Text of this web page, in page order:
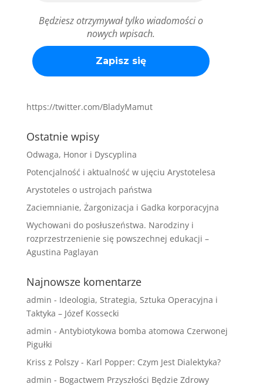
Będziesz otrzymywał tylko wiadomości o
nowych wpisach.
https://twitter.com/BladyMamut
Ostatnie wpisy
Odwaga, Honor i Dyscyplina
Potencjalność i aktualność w ujęciu Arystotelesa
Arystoteles o ustrojach państwa
Zaciemnianie, Żargonizacja i Gadka korporacyjna
Wychowani do posłuszeństwa. Narodziny i
rozprzestrzenienie się powszechnej edukacji –
Agustina Paglayan
Najnowsze komentarze
admin - Ideologia, Strategia, Sztuka Operacyjna i
Taktyka – Józef Kossecki
admin - Antybiotykowa bomba atomowa Czerwonej
Pigułki
Kriss z Polszy- Karl Popper: Czym Jest Dialektyka?
admin - Bogactwem Przyszłości Będzie Zdrowy